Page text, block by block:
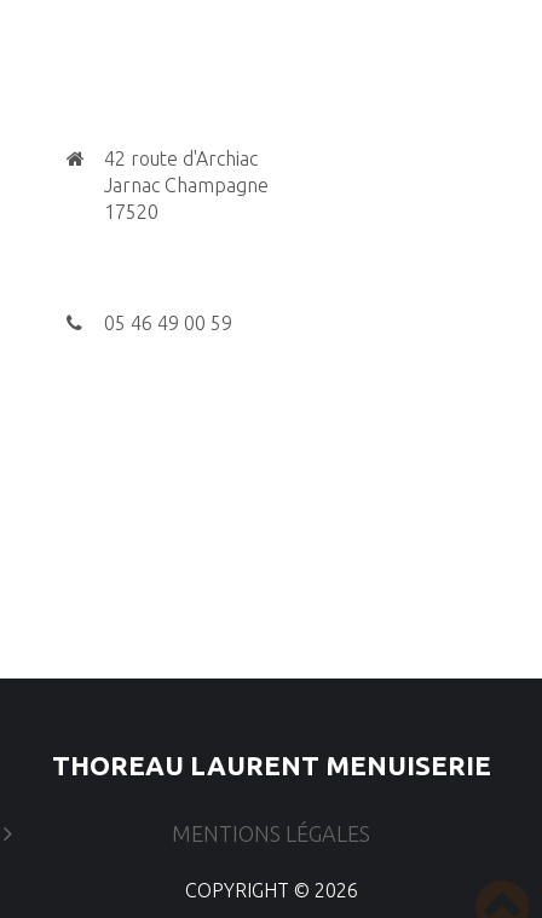
42 route d'Archiac
Jarnac Champagne
17520
05 46 49 00 59
THOREAU LAURENT MENUISERIE
MENTIONS LÉGALES
COPYRIGHT © 2026